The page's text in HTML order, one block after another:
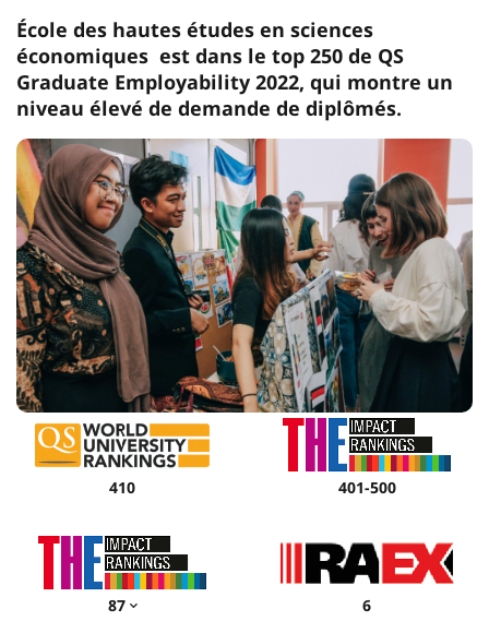
École des hautes études en sciences
économiques est dans le top 250 de QS
Graduate Employability 2022, qui montre un
niveau élevé de demande de diplômés.
410 401-500
87 6